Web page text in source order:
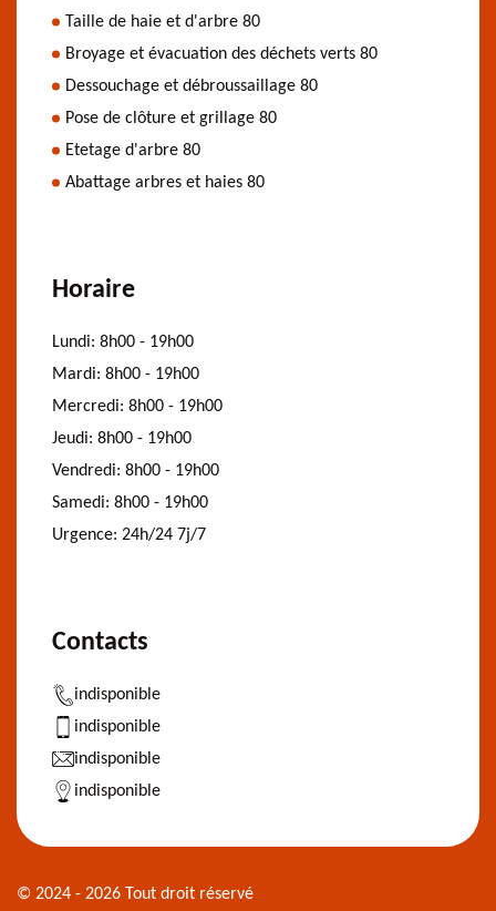
Taille de haie et d'arbre 80
Broyage et évacuation des déchets verts 80
Dessouchage et débroussaillage 80
Pose de clôture et grillage 80
Etetage d'arbre 80
Abattage arbres et haies 80
Horaire
Lundi: 8h00 - 19h00
Mardi: 8h00 - 19h00
Mercredi: 8h00 - 19h00
Jeudi: 8h00 - 19h00
Vendredi: 8h00 - 19h00
Samedi: 8h00 - 19h00
Urgence: 24h/24 7j/7
Contacts
indisponible
indisponible
indisponible
indisponible
© 2024 - 2026 Tout droit réservé